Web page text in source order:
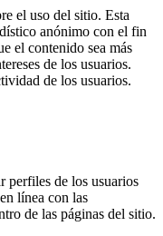
el uso del sitio. Esta
anónimo con el fin
el contenido sea más
de los usuarios.
de los usuarios.
perfiles de los usuarios
línea con las
de las páginas del sitio.